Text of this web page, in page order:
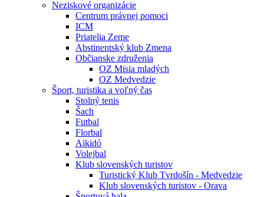
Neziskové organizácie
Centrum právnej pomoci
ICM
Priatelia Zeme
Abstinentský klub Zmena
Občianske združenia
OZ Misia mladých
OZ Medvedzie
Šport, turistika a voľný čas
Stolný tenis
Šach
Futbal
Florbal
Aikidó
Volejbal
Klub slovenských turistov
Turistický Klub Tvrdošín - Medvedzie
Klub slovenských turistov - Orava